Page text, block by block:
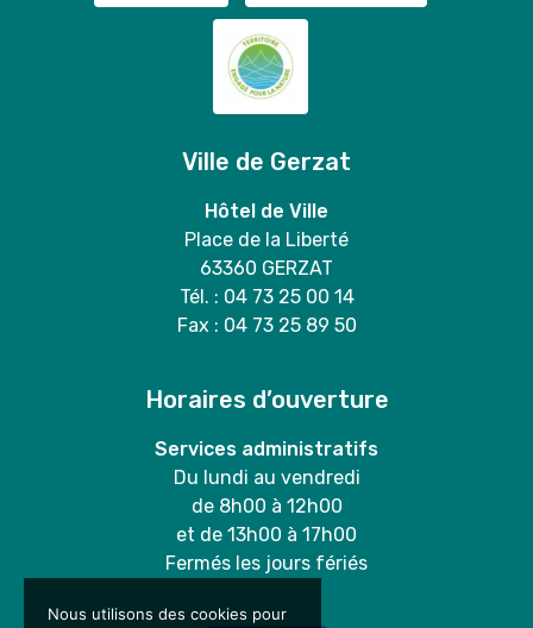
Ville de Gerzat
Hôtel de Ville
Place de la Liberté
63360 GERZAT
Tél. : 04 73 25 00 14
Fax : 04 73 25 89 50
Horaires d’ouverture
Services administratifs
Du lundi au vendredi
de 8h00 à 12h00
et de 13h00 à 17h00
Fermés les jours fériés
Nous utilisons des cookies pour